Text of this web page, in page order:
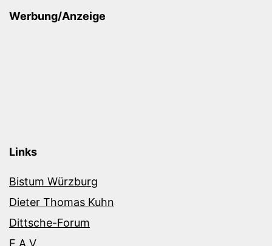
Werbung/Anzeige
Links
Bistum Würzburg
Dieter Thomas Kuhn
Dittsche-Forum